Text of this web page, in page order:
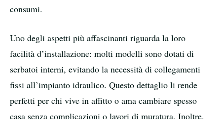
consumi.
Uno degli aspetti più affascinanti riguarda la loro
facilità d’installazione: molti modelli sono dotati di
serbatoi interni, evitando la necessità di collegamenti
fissi all’impianto idraulico. Questo dettaglio li rende
perfetti per chi vive in affitto o ama cambiare spesso
casa senza complicazioni o lavori di muratura. Inoltre,